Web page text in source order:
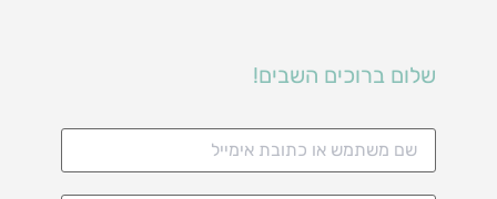
שלום ברוכים השבים!